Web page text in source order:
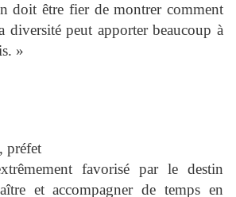
doit être fier de montrer comment
diversité peut apporter beaucoup à
»
, préfet
favorisé par le destin
et accompagner de temps en